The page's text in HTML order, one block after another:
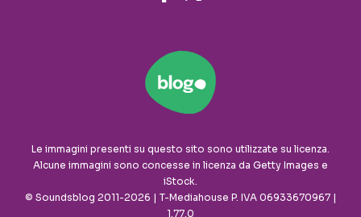
Le immagini presenti su questo sito sono utilizzate su licenza.
Alcune immagini sono concesse in licenza da Getty Images e
iStock.
© Soundsblog 2011-2026 | T-Mediahouse P. IVA 06933670967 |
1.77.0